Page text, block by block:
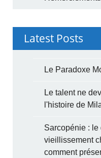
Latest Posts
Le Paradoxe
Le talent ne
l'histoire de
Sarcopénie :
vieillissement
comment